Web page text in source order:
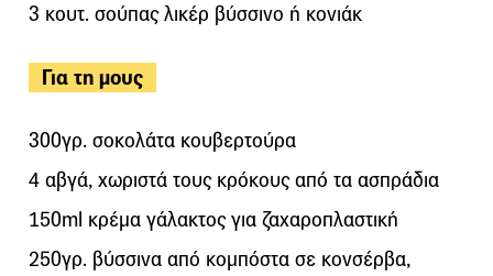
3 κουτ. σούπας λικέρ βύσσινο ή κονιάκ
Για τη μους
300γρ. σοκολάτα κουβερτούρα
4 αβγά, χωριστά τους κρόκους από τα ασπράδια
150ml κρέμα γάλακτος για ζαχαροπλαστική
250γρ. βύσσινα από κομπόστα σε κονσέρβα,